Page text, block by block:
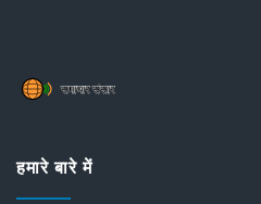
हमारे बारे में